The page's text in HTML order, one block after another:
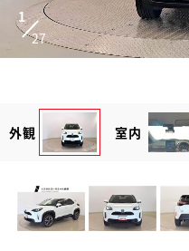
1
27
外観 室内